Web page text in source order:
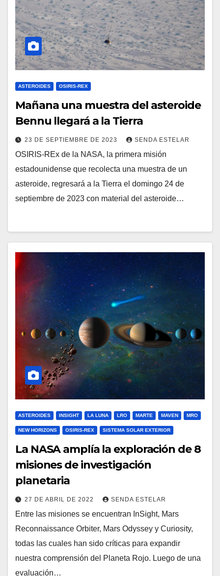
ASTEROIDES OSIRIS-REX
Mañana una muestra del asteroide
Bennu llegará a la Tierra
23 DE SEPTIEMBRE DE 2023 SENDA ESTELAR
OSIRIS-REx de la NASA, la primera misión
estadounidense que recolecta una muestra de un
asteroide, regresará a la Tierra el domingo 24 de
septiembre de 2023 con material del asteroide…
ASTEROIDES INSIGHT LA LUNA LRO MARTE MAVEN MRO
NEW HORIZONS OSIRIS-REX SISTEMA SOLAR EXTERIOR
La NASA amplía la exploración de 8
misiones de investigación
planetaria
27 DE ABRIL DE 2022 SENDA ESTELAR
Entre las misiones se encuentran InSight, Mars
Reconnaissance Orbiter, Mars Odyssey y Curiosity,
todas las cuales han sido críticas para expandir
nuestra comprensión del Planeta Rojo. Luego de una
evaluación…